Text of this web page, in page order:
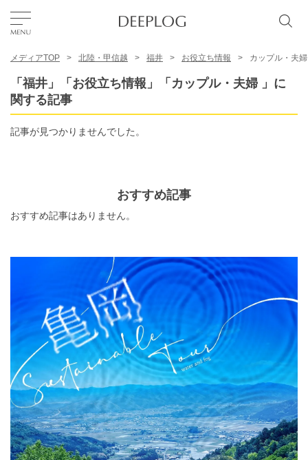
TOP
DEEPLOGとは
プライバシーポリシー
お問い合わせ
運営会社
トラベルライター募集
メディアTOP 北陸・甲信越 福井 お役立ち情報 カップル・夫婦
「福井」「お役立ち情報」「カップル・夫婦 」に
関する記事
記事が見つかりませんでした。
おすすめ記事
おすすめ記事はありません。